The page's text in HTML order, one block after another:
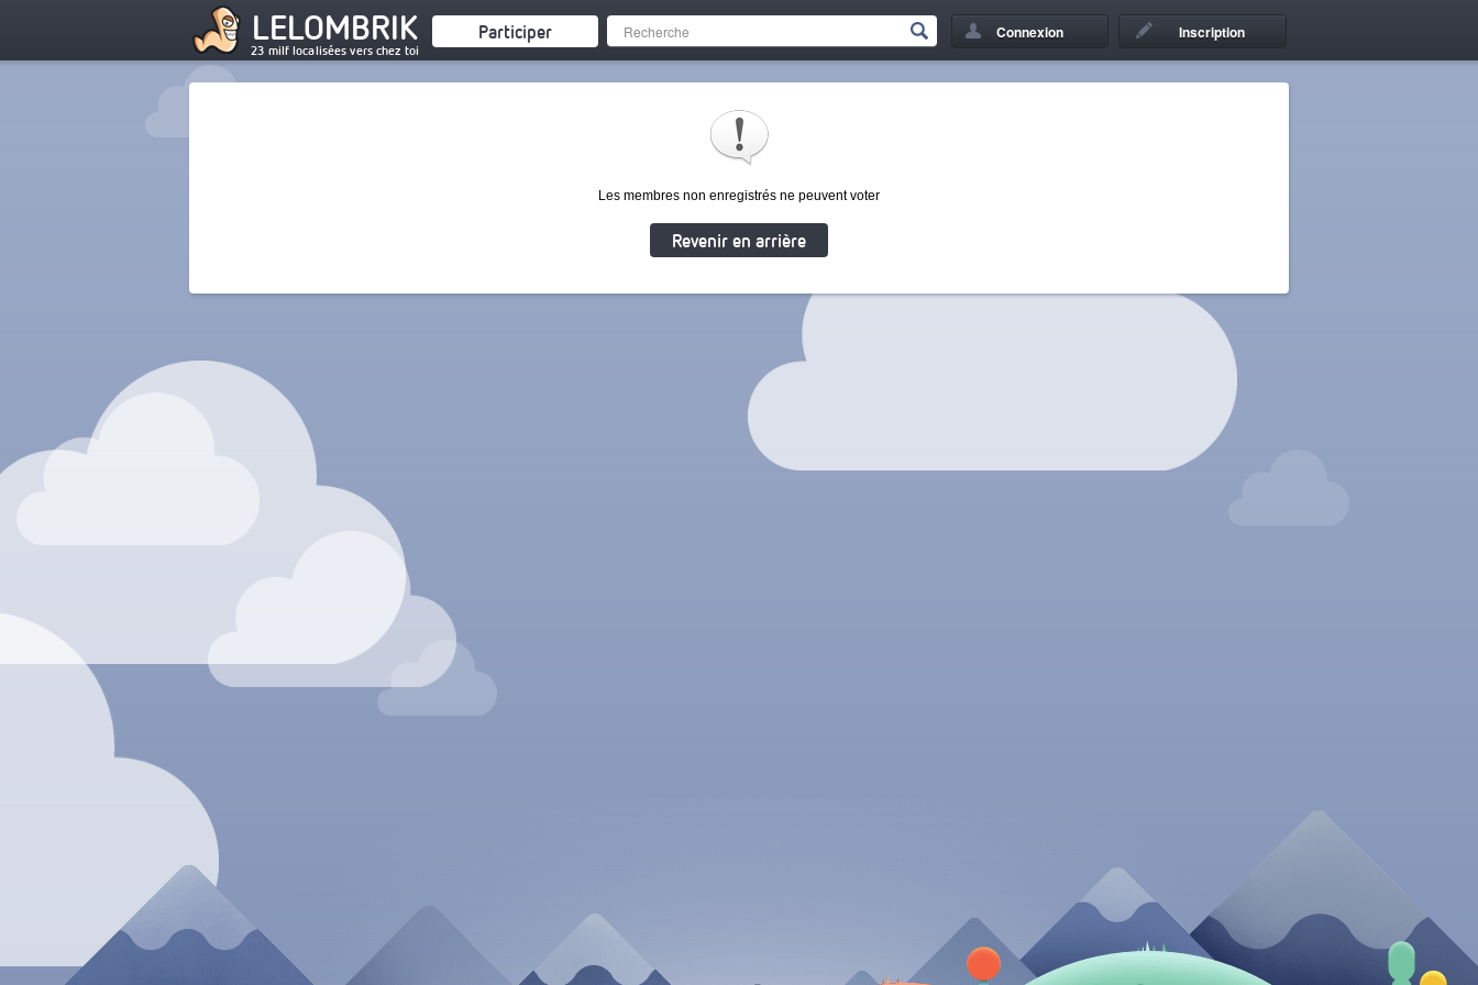
LELOMBRIK
23 milf localisées vers chez toi
Participer Connexion Inscription
Les membres non enregistrés ne peuvent voter
Revenir en arrière